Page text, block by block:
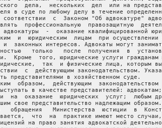
дела,  нескольких  дел  или на
в суде по любому делу в течение
соответствии  с  Законом "Об адвокатуре"
профессиональную  правозащитную
адвокатуры  -  оказание квалифицированной
и  юридическим  лицам  при осуществлении
и  законных интересов. Адвокаты могут
только   после  получения  в
Кроме  того, юридические услуги гражданам
так  и физические лица, которым
с  действующим законодательством.
представителями в хозяйственном суде.
образом,  действующим  законодательством
в качестве представителей:
на  оказание  юридических  услуг;  любым
свое представительство надлежащим образом.
обращения   Министерства  юстиции  в
что  на  практике имеют место
на право занятия адвокатской